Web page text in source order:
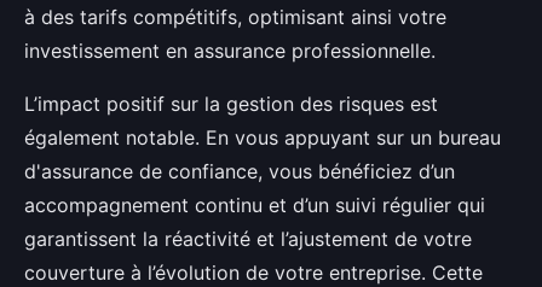
à des tarifs compétitifs, optimisant ainsi votre
investissement en assurance professionnelle.
L’impact positif sur la gestion des risques est
également notable. En vous appuyant sur un bureau
d'assurance de confiance, vous bénéficiez d’un
accompagnement continu et d’un suivi régulier qui
garantissent la réactivité et l’ajustement de votre
couverture à l’évolution de votre entreprise. Cette